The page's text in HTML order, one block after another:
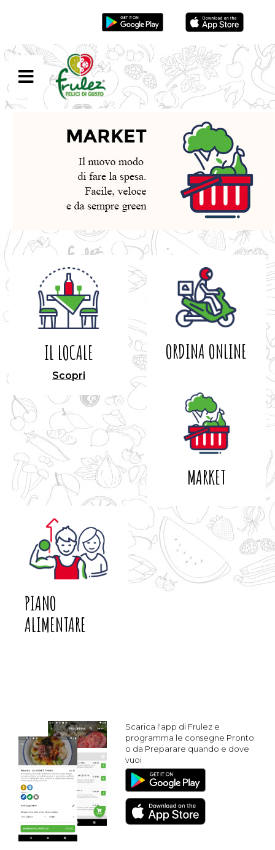
IL LOCALE
Scopri
ORDINA ONLINE
MARKET
PIANO
ALIMENTARE
Scarica l'app di Frulez e
programma le consegne Pronto
o da Preparare quando e dove
vuoi